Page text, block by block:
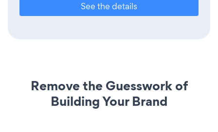
See the details
Remove the Guesswork of
Building Your Brand